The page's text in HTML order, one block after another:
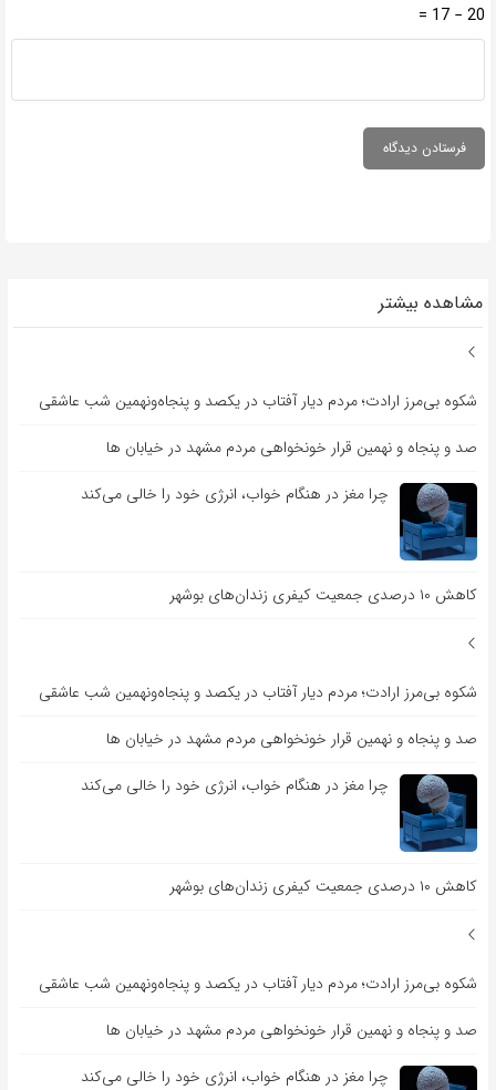
20 − 17 =
مشاهده بیشتر
شکوه بی‌مرز ارادت؛ مردم دیار آفتاب در یکصد و پنجاه‌ونهمین شب عاشقی
صد و پنجاه و نهمین قرار خونخواهی مردم مشهد در خیابان ها
چرا مغز در هنگام خواب، انرژی خود را خالی می‌کند
کاهش ۱۰ درصدی جمعیت کیفری زندان‌های بوشهر
شکوه بی‌مرز ارادت؛ مردم دیار آفتاب در یکصد و پنجاه‌ونهمین شب عاشقی
صد و پنجاه و نهمین قرار خونخواهی مردم مشهد در خیابان ها
چرا مغز در هنگام خواب، انرژی خود را خالی می‌کند
کاهش ۱۰ درصدی جمعیت کیفری زندان‌های بوشهر
شکوه بی‌مرز ارادت؛ مردم دیار آفتاب در یکصد و پنجاه‌ونهمین شب عاشقی
صد و پنجاه و نهمین قرار خونخواهی مردم مشهد در خیابان ها
چرا مغز در هنگام خواب، انرژی خود را خالی می‌کند